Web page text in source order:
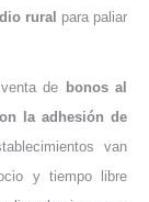
rural para paliar
de bonos al
la adhesión de
van
y tiempo libre